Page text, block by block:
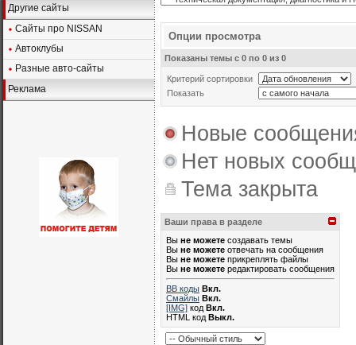
Другие сайты
Сайты про NISSAN
Автоклубы
Разные авто-сайты
Реклама
Опции просмотра
Показаны темы с 0 по 0 из 0
Критерий сортировки
Показать
Новые
Нет новых
Тема закрыта
Ваши права в разделе
Вы не можете создавать темы
Вы не можете отвечать на сообщения
Вы не можете прикреплять файлы
Вы не можете редактировать сообщения
BB коды Вкл.
Смайлы Вкл.
[IMG] код Вкл.
HTML код Выкл.